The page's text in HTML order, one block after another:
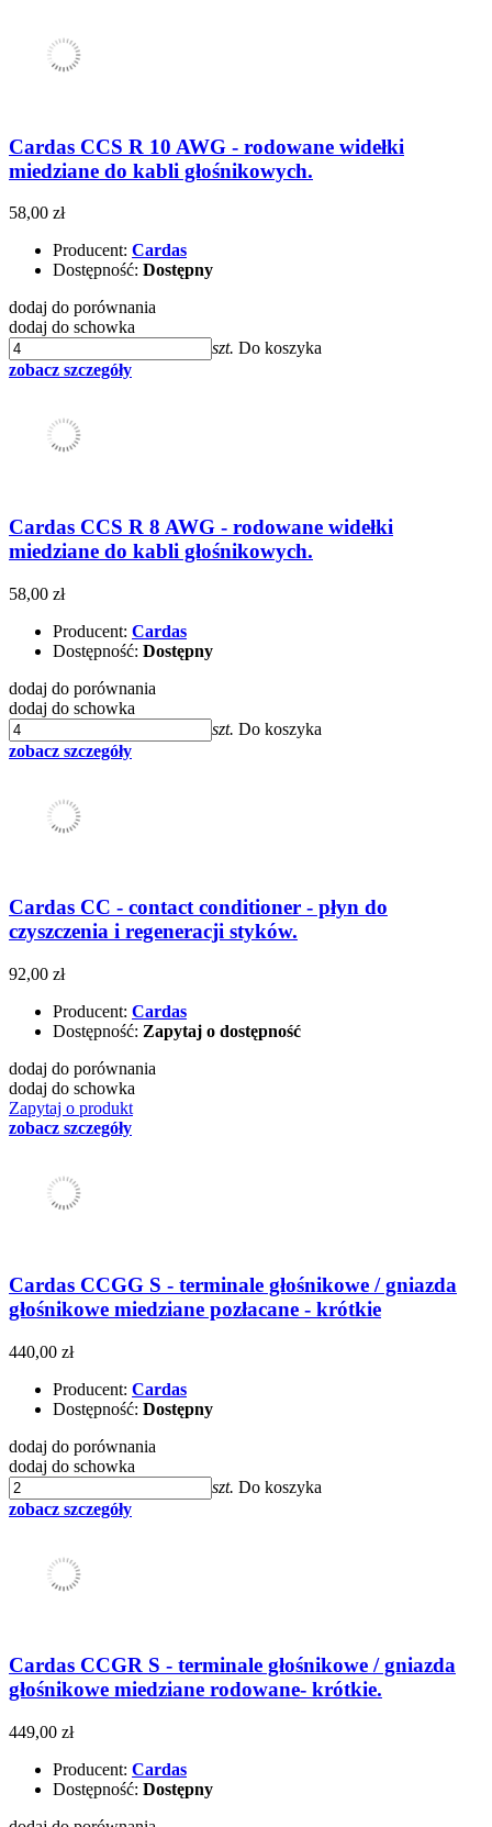
Cardas CCS R 10 AWG - rodowane widełki
miedziane do kabli głośnikowych.
58,00 zł
Producent: Cardas
Dostępność: Dostępny
dodaj do porównania
dodaj do schowka
szt. Do koszyka
zobacz szczegóły
Cardas CCS R 8 AWG - rodowane widełki
miedziane do kabli głośnikowych.
58,00 zł
Producent: Cardas
Dostępność: Dostępny
dodaj do porównania
dodaj do schowka
szt. Do koszyka
zobacz szczegóły
Cardas CC - contact conditioner - płyn do
czyszczenia i regeneracji styków.
92,00 zł
Producent: Cardas
Dostępność: Zapytaj o dostępność
dodaj do porównania
dodaj do schowka
Zapytaj o produkt
zobacz szczegóły
Cardas CCGG S - terminale głośnikowe / gniazda
głośnikowe miedziane pozłacane - krótkie
440,00 zł
Producent: Cardas
Dostępność: Dostępny
dodaj do porównania
dodaj do schowka
szt. Do koszyka
zobacz szczegóły
Cardas CCGR S - terminale głośnikowe / gniazda
głośnikowe miedziane rodowane- krótkie.
449,00 zł
Producent: Cardas
Dostępność: Dostępny